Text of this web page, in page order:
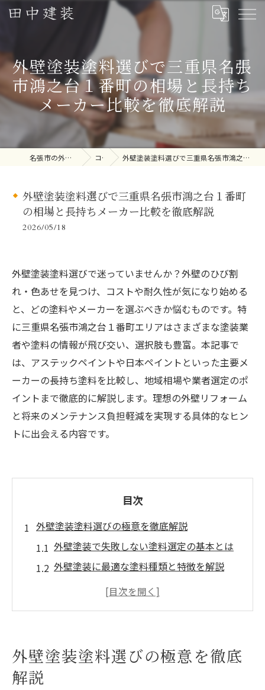
外壁塗装塗料選びで三重県名張
市鴻之台１番町の相場と長持ち
メーカー比較を徹底解説
名張市の外壁塗装なら田中建装 コラム 外壁塗装塗料選びで三重県名張市鴻之台１番町の相場と長持ちメーカー比較を徹底解説
外壁塗装塗料選びで三重県名張市鴻之台１番町
の相場と長持ちメーカー比較を徹底解説
2026/05/18
外壁塗装塗料選びで迷っていませんか？外壁のひび割
れ・色あせを見つけ、コストや耐久性が気になり始める
と、どの塗料やメーカーを選ぶべきか悩むものです。特
に三重県名張市鴻之台１番町エリアはさまざまな塗装業
者や塗料の情報が飛び交い、選択肢も豊富。本記事で
は、アステックペイントや日本ペイントといった主要メ
ーカーの長持ち塗料を比較し、地域相場や業者選定のポ
イントまで徹底的に解説します。理想の外壁リフォーム
と将来のメンテナンス負担軽減を実現する具体的なヒン
トに出会える内容です。
目次
外壁塗装塗料選びの極意を徹底解説
外壁塗装で失敗しない塗料選定の基本とは
外壁塗装に最適な塗料種類と特徴を解説
外壁塗装の耐久性を左右する塗料の違い
長持ち塗料で家を守る選択ポイント
外壁塗装で長持ちする塗料の見極め方
外壁塗装塗料選びの極意を徹底
解説